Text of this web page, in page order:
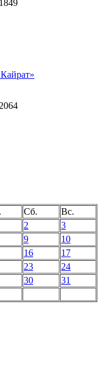
1849
Сб.
Вс.
2
3
9
10
16
17
23
24
30 31